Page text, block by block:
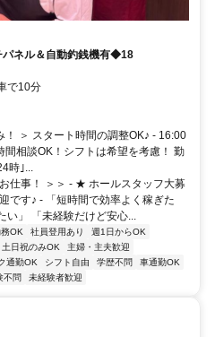
パネル＆自動釣銭機有◆18
で10分
＞ スタート時間の調整OK♪ - 16:00
相談OK！シフトは希望を考慮！ 勤
時｣...
仕事！ ＞＞ - ★ ホールスタッフ大募
です♪ - 「短時間で効率よく稼ぎた
い」 「未経験だけど安心...
OK 社員登用あり
週1日からOK
土日祝のみOK
主婦・主夫歓迎
通勤OK シフト自由 学歴不問
車通勤OK
不問 未経験者歓迎